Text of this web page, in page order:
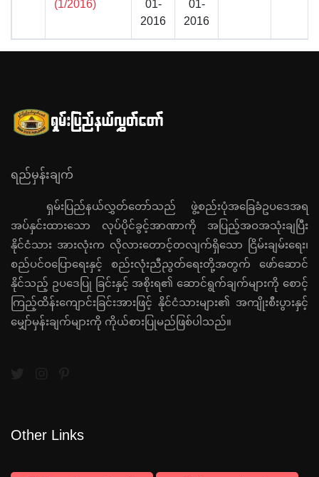
(1/2016)
01-
2016
01-
2016
ရည်မှန်းချက်
ရှမ်းပြည်နယ်လွှတ်တော်သည် ဖွဲ့စည်းပုံအခြေခံဥပဒေအရ
အပ်နှင်းထားသော လုပ်ပိုင်ခွင့်အာဏာကို အပြည့်အဝအသုံးချပြီး
နိုင်ငံသား အားလုံးက လိုလားတောင့်တလျက်ရှိသော ငြိမ်းချမ်းရေး၊
စည်ပင်ဝပြောရေးနှင့် စည်းလုံးညီညွတ်ရေးတို့အတွက် ဖော်ဆောင်
နိုင်သည့် ဥပဒေပြု ခြင်းနှင့် အစိုးရ၏ ဆောင်ရွက်ချက်များကို စောင့်
ကြည့်ထိန်းကျောင်းခြင်းအားဖြင့် နိုင်ငံသားများ၏ အကျိုးစီးပွားနှင့်
မျှော်မှန်းချက်များကို ကိုယ်စားပြုမည်ဖြစ်ပါသည်။
Other Links